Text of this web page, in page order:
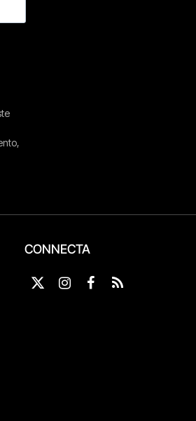
CONNECTA
X
Instagram
Facebook
RSS